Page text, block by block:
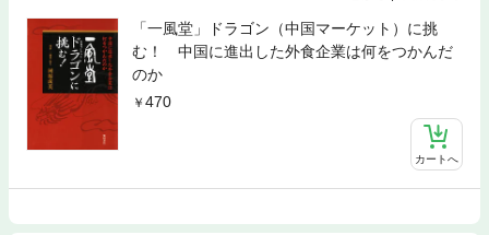
「一風堂」ドラゴン（中国マーケット）に挑
む！ 中国に進出した外食企業は何をつかんだ
のか
470
カートへ